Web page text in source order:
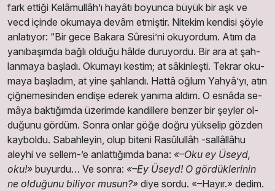
fark ettiği Kelâmullâh’ı hayâtı boyunca büyük bir aşk ve
vecd içinde okumaya devâm etmiştir. Nitekim kendisi şöyle
an­la­tı­yor: “Bir ge­ce Ba­ka­ra Sû­re­si’ni oku­yor­dum. Atım da
ya­nı­ba­şım­da bağ­lı ol­du­ğu hâl­de du­ru­yor­du. Bir ara at şah­
lan­ma­ya baş­la­dı. Oku­ma­yı kes­tim; at sâ­kin­leş­ti. Tek­rar oku­
ma­ya baş­la­dım, at yi­ne şah­lan­dı. Hat­tâ oğ­lum Yah­yâ’yı, atın
çiğ­ne­me­sin­den en­di­şe ede­rek ya­nı­ma al­dım. O es­nâ­da se­
mâ­ya bak­tı­ğım­da üze­rim­de kan­dil­le­re ben­zer bir şey­ler ol­
du­ğu­nu gör­düm. Son­ra on­lar gö­ğe doğ­ru yük­se­lip göz­den
kay­bol­du. Sa­bah­le­yin, olup bi­te­ni Ra­sû­lul­lâh -sal­lâl­lâ­hu
aley­hi ve sel­lem-’e an­lat­tı­ğımda ba­na: «–Oku ey Üseyd,
oku!» bu­yur­du… Ve son­ra: «–Ey Üseyd! O gör­dük­le­ri­nin
ne ol­du­ğu­nu bi­li­yor mu­sun?» di­ye sor­du. «–Ha­yır.» de­dim.